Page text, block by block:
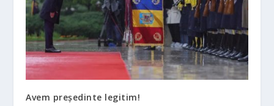
Avem preşedinte legitim!